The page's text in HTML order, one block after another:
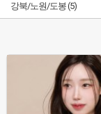
강북/노원/도봉(5)